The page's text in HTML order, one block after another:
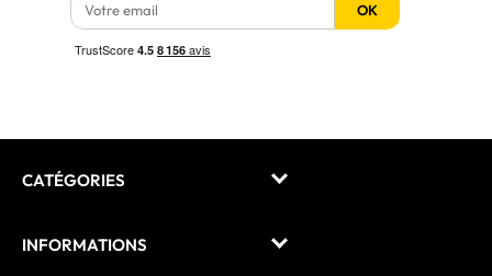
OK
CATÉGORIES
INFORMATIONS